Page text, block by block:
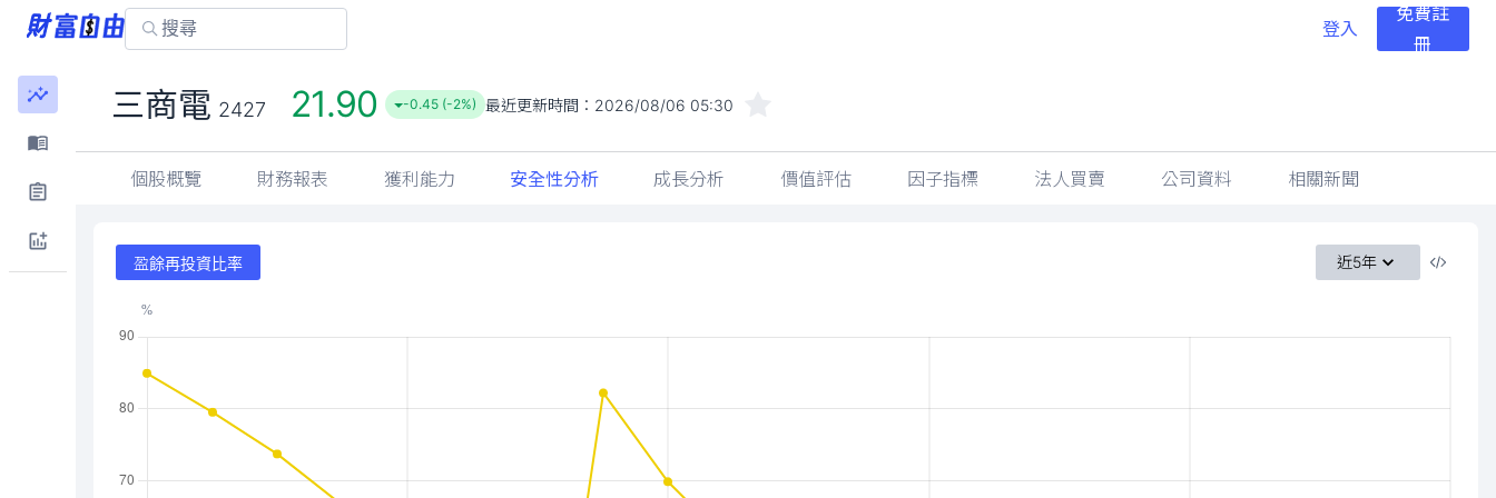
登入
免費註
冊
三商電 2427 21.90 -0.45 (-2%) 最近更新時間： 2026/08/06 05:30
個股概覽 財務報表 獲利能力 安全性分析 成長分析 價值評估 因子指標 法人買賣 公司資料 相關新聞
盈餘再投資比率 近5年